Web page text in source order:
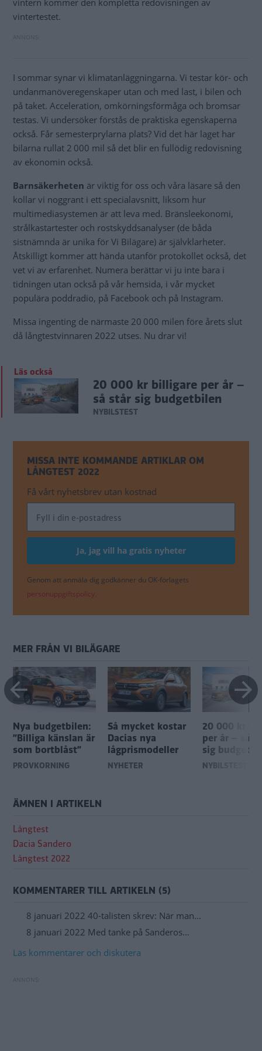
vintern kommer den kompletta redovisningen av
vintertestet.
I sommar synar vi klimatanläggningarna. Vi testar kör- och
undanmanöveregenskaper utan och med last, i bilen och
på taket. Acceleration, omkörningsförmåga och bromsar
testas. Vi undersöker förstås de praktiska egenskaperna
också. Får semesterprylarna plats? Vid det här laget har
bilarna rullat 2 000 mil så det blir en fullödig redovisning
av ekonomin också.
Barnsäkerheten är viktig för oss och våra läsare så den
kollar vi noggrant i ett specialavsnitt, liksom hur
multimediasystemen är att leva med. Bränsleekonomi,
strålkastartester och rostskyddsanalyser (de båda
sistnämnda är unika för Vi Bilägare) är självklarheter.
Åtskilligt kommer att hända utanför protokollet också, det
vet vi av erfarenhet. Numera berättar vi ju inte bara i
tidningen utan också på vår hemsida, i vår mycket
populära poddradio, på Facebook och på Instagram.
Missa ingenting de närmaste 20 000 milen före årets slut
då långtestvinnaren 2022 utses. Nu drar vi!
Läs också
20 000 kr billigare per år –
så står sig budgetbilen
NYBILSTEST
MISSA INTE KOMMANDE ARTIKLAR OM
LÅNGTEST 2022
Få vårt nyhetsbrev utan kostnad
Genom att anmäla dig godkänner du OK-förlagets
personuppgiftspolicy.
MER FRÅN VI BILÄGARE
Nya budgetbilen:
”Billiga känslan är
som bortblåst”
PROVKÖRNING
Så mycket kostar
Dacias nya
lågprismodeller
NYHETER
20 000 kr
per år – så
sig
NYBILSTEST
ÄMNEN I ARTIKELN
Långtest
Dacia Sandero
Långtest 2022
KOMMENTARER TILL ARTIKELN (5)
8 januari 2022 40-talisten skrev: När man…
8 januari 2022 Med tanke på Sanderos…
Läs kommentarer och diskutera